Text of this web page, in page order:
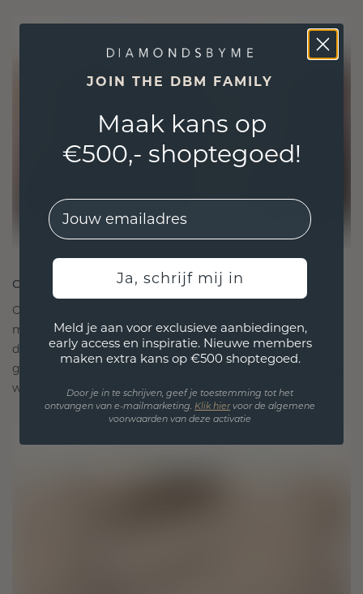
ONTWORPEN VOOR VERBINDING
Onze ontwerpfilosofie is gericht op verbinding,
met elk stuk ontworpen om de tand des tijds te
doorstaan. Het wordt jouw symbool van liefde en
gekoesterde momenten, bedoeld om voor altijd te
worden gedragen en gekoesterd.
JOIN THE DBM FAMILY
Maak kans op
€500,- shoptegoed!
EMail
Ja, schrijf mij in
Meld je aan voor exclusieve aanbiedingen,
early access en inspiratie. Nieuwe members
maken extra kans op €500 shoptegoed.
Door je in te schrijven, geef je toestemming tot het
ontvangen van e-mailmarketing. Klik hiervoor de algemene
voorwaarden van deze activatie